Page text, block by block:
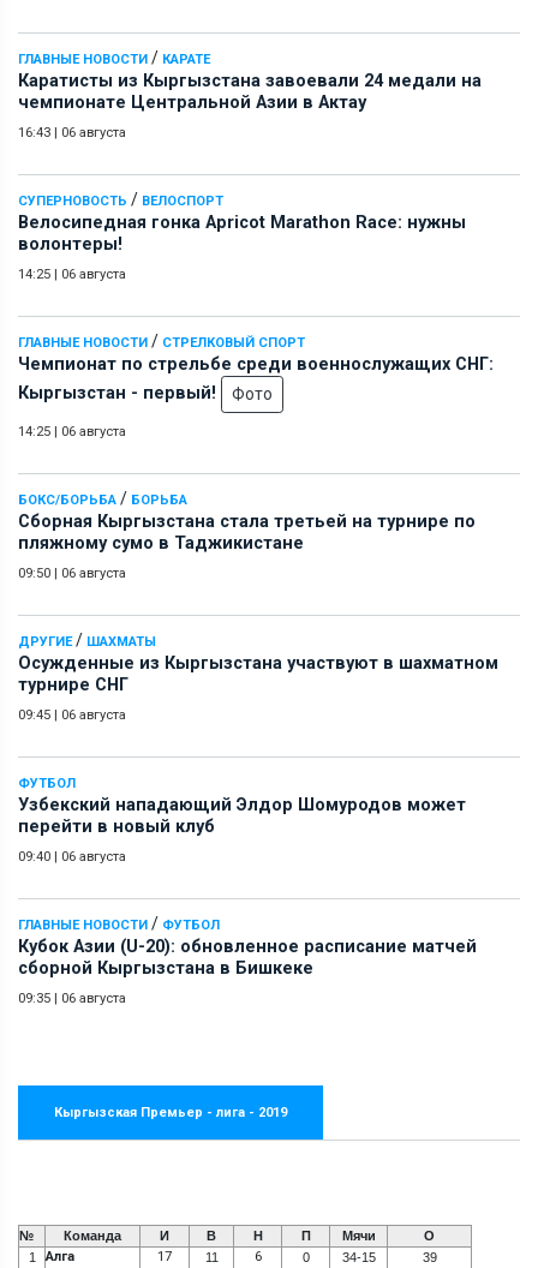
ГЛАВНЫЕ НОВОСТИ / КАРАТЕ
Каратисты из Кыргызстана завоевали 24 медали на
чемпионате Центральной Азии в Актау
16:43 | 06 августа
СУПЕРНОВОСТЬ / ВЕЛОСПОРТ
Велосипедная гонка Apricot Marathon Race: нужны
волонтеры!
14:25 | 06 августа
ГЛАВНЫЕ НОВОСТИ / СТРЕЛКОВЫЙ СПОРТ
Чемпионат по стрельбе среди военнослужащих СНГ:
Кыргызстан - первый!
Фото
14:25 | 06 августа
БОКС/БОРЬБА / БОРЬБА
Сборная Кыргызстана стала третьей на турнире по
пляжному сумо в Таджикистане
09:50 | 06 августа
ДРУГИЕ/ ШАХМАТЫ
Осужденные из Кыргызстана участвуют в шахматном
турнире СНГ
09:45 | 06 августа
ФУТБОЛ
Узбекский нападающий Элдор Шомуродов может
перейти в новый клуб
09:40 | 06 августа
ГЛАВНЫЕ НОВОСТИ / ФУТБОЛ
Кубок Азии (U-20): обновленное расписание матчей
сборной Кыргызстана в Бишкеке
09:35 | 06 августа
Кыргызская Премьер - лига - 2019
№ Команда И В Н П Мячи
О
1
Алга 17 11 6 0 34-15 39